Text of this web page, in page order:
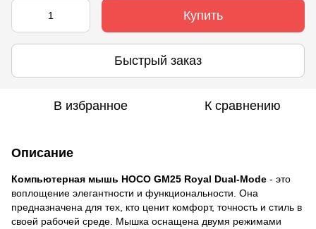
Купить
Быстрый заказ
В избранное К сравнению
Описание
Компьютерная мышь HOCO GM25 Royal Dual-Mode - это
воплощение элегантности и функциональности. Она
предназначена для тех, кто ценит комфорт, точность и стиль в
своей рабочей среде. Мышка оснащена двумя режимами